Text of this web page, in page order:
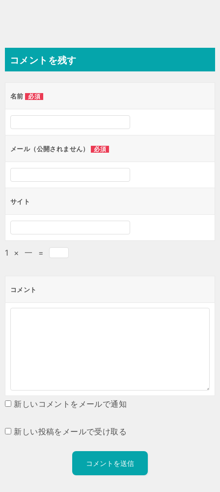
コメントを残す
名前 必須
メール（公開されません） 必須
サイト
1 × 一 =
コメント
新しいコメントをメールで通知
新しい投稿をメールで受け取る